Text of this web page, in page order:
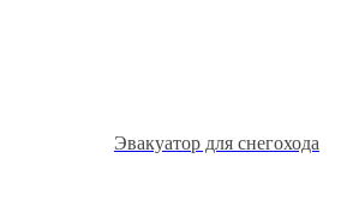
Эвакуатор для снегохода